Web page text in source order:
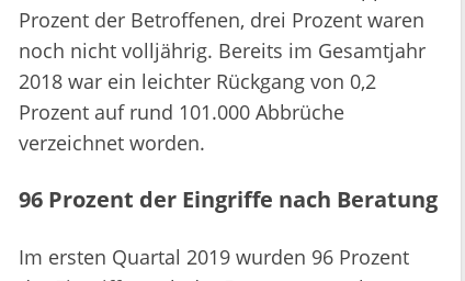
Prozent der Betroffenen, drei Prozent waren
noch nicht volljährig. Bereits im Gesamtjahr
2018 war ein leichter Rückgang von 0,2
Prozent auf rund 101.000 Abbrüche
verzeichnet worden.
96 Prozent der Eingriffe nach Beratung
Im ersten Quartal 2019 wurden 96 Prozent